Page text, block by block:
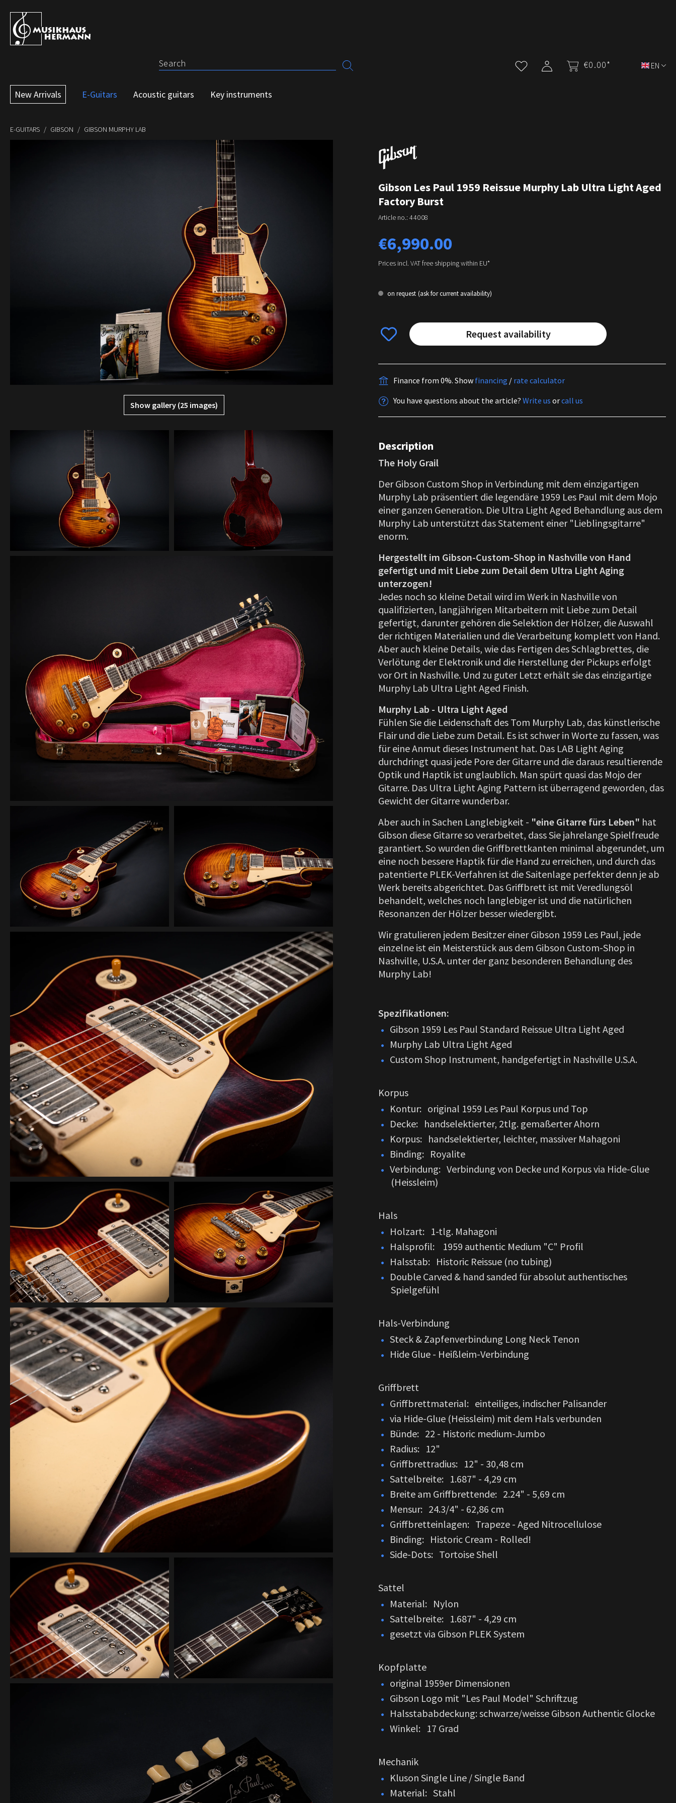
to main content
Skip to search
Skip to main navigation
€0.00* EN
New Arrivals E-Guitars Acoustic guitars Key instruments
E-GUITARS GIBSON GIBSON MURPHY LAB
Show gallery (25 images)
Gibson Les Paul 1959 Reissue Murphy Lab Ultra Light Aged
Factory Burst
Article no.: 44008
Regular price:
€6,990.00
Prices incl. VAT free shipping within EU*
on request (ask for current availability)
Request availability
Finance from 0%. Show financing / rate calculator
You have questions about the article? Write us orcall us
Description
The Holy Grail
Der Gibson Custom Shop in Verbindung mit dem einzigartigen
Murphy Lab präsentiert die legendäre 1959 Les Paul mit dem Mojo
einer ganzen Generation. Die Ultra Light Aged Behandlung aus dem
Murphy Lab unterstützt das Statement einer "Lieblingsgitarre"
enorm.
Hergestellt im Gibson-Custom-Shop in Nashville von Hand
gefertigt und mit Liebe zum Detail dem Ultra Light Aging
unterzogen!
Jedes noch so kleine Detail wird im Werk in Nashville von
qualifizierten, langjährigen Mitarbeitern mit Liebe zum Detail
gefertigt, darunter gehören die Selektion der Hölzer, die Auswahl
der richtigen Materialien und die Verarbeitung komplett von Hand.
Aber auch kleine Details, wie das Fertigen des Schlagbrettes, die
Verlötung der Elektronik und die Herstellung der Pickups erfolgt
vor Ort in Nashville. Und zu guter Letzt erhält sie das einzigartige
Murphy Lab Ultra Light Aged Finish.
Murphy Lab - Ultra Light Aged
Fühlen Sie die Leidenschaft des Tom Murphy Lab, das künstlerische
Flair und die Liebe zum Detail. Es ist schwer in Worte zu fassen, was
für eine Anmut dieses Instrument hat. Das LAB Light Aging
durchdringt quasi jede Pore der Gitarre und die daraus resultierende
Optik und Haptik ist unglaublich. Man spürt quasi das Mojo der
Gitarre. Das Ultra Light Aging Pattern ist überragend geworden, das
Gewicht der Gitarre wunderbar.
Aber auch in Sachen Langlebigkeit - "eine Gitarre fürs Leben" hat
Gibson diese Gitarre so verarbeitet, dass Sie jahrelange Spielfreude
garantiert. So wurden die Griffbrettkanten minimal abgerundet, um
eine noch bessere Haptik für die Hand zu erreichen, und durch das
patentierte PLEK-Verfahren ist die Saitenlage perfekter denn je ab
Werk bereits abgerichtet. Das Griffbrett ist mit Veredlungsöl
behandelt, welches noch langlebiger ist und die natürlichen
Resonanzen der Hölzer besser wiedergibt.
Wir gratulieren jedem Besitzer einer Gibson 1959 Les Paul, jede
einzelne ist ein Meisterstück aus dem Gibson Custom-Shop in
Nashville, U.S.A. unter der ganz besonderen Behandlung des
Murphy Lab!
Spezifikationen:
Gibson 1959 Les Paul Standard Reissue Ultra Light Aged
Murphy Lab Ultra Light Aged
Custom Shop Instrument, handgefertigt in Nashville U.S.A.
Korpus
Kontur: original 1959 Les Paul Korpus und Top
Decke: handselektierter, 2tlg. gemaßerter Ahorn
Korpus: handselektierter, leichter, massiver Mahagoni
Binding: Royalite
Verbindung: Verbindung von Decke und Korpus via Hide-Glue
(Heissleim)
Hals
Holzart: 1-tlg. Mahagoni
Halsprofil: 1959 authentic Medium "C" Profil
Halsstab: Historic Reissue (no tubing)
Double Carved & hand sanded für absolut authentisches
Spielgefühl
Hals-Verbindung
Steck & Zapfenverbindung Long Neck Tenon
Hide Glue - Heißleim-Verbindung
Griffbrett
Griffbrettmaterial: einteiliges, indischer Palisander
via Hide-Glue (Heissleim) mit dem Hals verbunden
Bünde: 22 - Historic medium-Jumbo
Radius: 12"
Griffbrettradius: 12" - 30,48 cm
Sattelbreite: 1.687" - 4,29 cm
Breite am Griffbrettende: 2.24" - 5,69 cm
Mensur: 24.3/4" - 62,86 cm
Griffbretteinlagen: Trapeze - Aged Nitrocellulose
Binding: Historic Cream - Rolled!
Side-Dots: Tortoise Shell
Sattel
Material: Nylon
Sattelbreite: 1.687" - 4,29 cm
gesetzt via Gibson PLEK System
Kopfplatte
original 1959er Dimensionen
Gibson Logo mit "Les Paul Model" Schriftzug
Halsstababdeckung: schwarze/weisse Gibson Authentic Glocke
Winkel: 17 Grad
Mechanik
Kluson Single Line / Single Band
Material: Stahl